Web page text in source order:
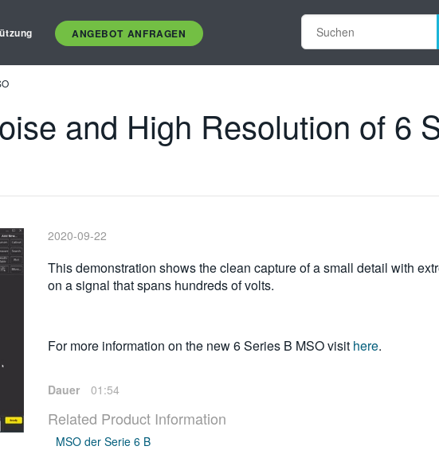
ANGEBOT ANFRAGEN
and High Resolution of 6
2020-09-22
This demonstration shows the clean capture of a small detail with
on a signal that spans hundreds of volts.
For more information on the new 6 Series B MSO visit here.
Dauer 01:54
Related Product Information
MSO der Serie 6 B